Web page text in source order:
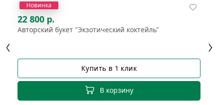
Новинка
22 800 р.
Авторский букет "Экзотический коктейль"
Купить в 1 клик
В корзину